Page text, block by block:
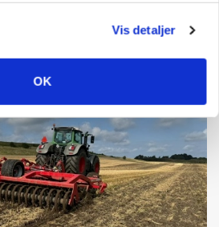
Vis detaljer
OK
tilskud til naturprojekter